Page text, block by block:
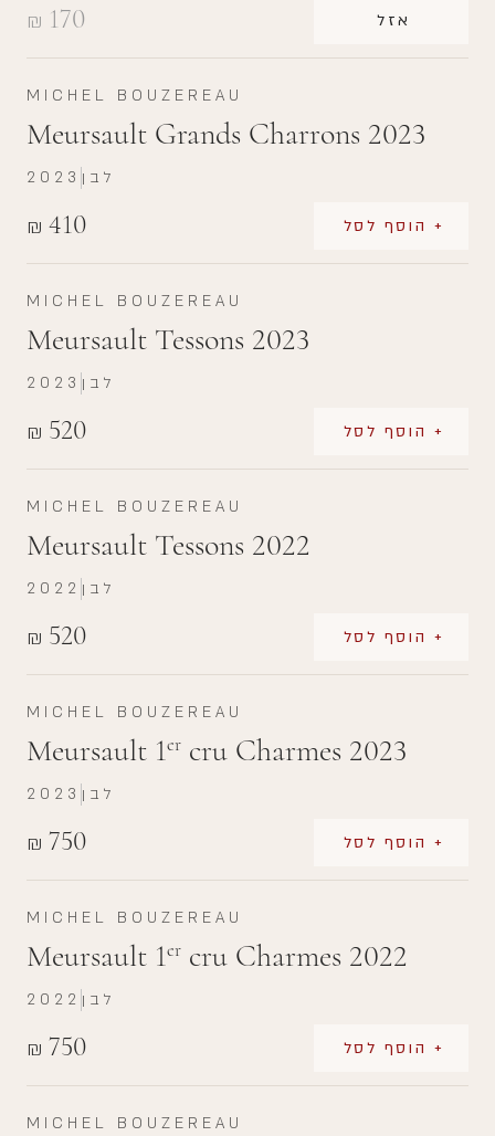
₪ 170 אזל
MICHEL BOUZEREAU
Meursault Grands Charrons 2023
₪ 410 + הוסף לסל
2023 לבן
MICHEL BOUZEREAU
Meursault Tessons 2023
₪ 520 + הוסף לסל
2023 לבן
MICHEL BOUZEREAU
Meursault Tessons 2022
₪ 520 + הוסף לסל
2022 לבן
MICHEL BOUZEREAU
Meursault 1er cru Charmes 2023
₪ 750 + הוסף לסל
2023 לבן
MICHEL BOUZEREAU
Meursault 1er cru Charmes 2022
₪ 750 + הוסף לסל
2022 לבן
MICHEL BOUZEREAU